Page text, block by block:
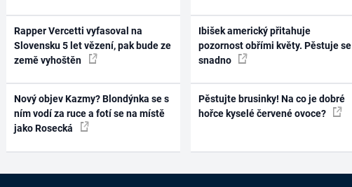
Rapper Vercetti vyfasoval na
Slovensku 5 let vězení, pak bude ze
země vyhoštěn
Nový objev Kazmy? Blondýnka se s
ním vodí za ruce a fotí se na místě
jako Rosecká
Ibišek americký přitahuje
pozornost obřími květy. Pěstuje se
snadno
Pěstujte brusinky! Na co je dobré
hořce kyselé červené ovoce?